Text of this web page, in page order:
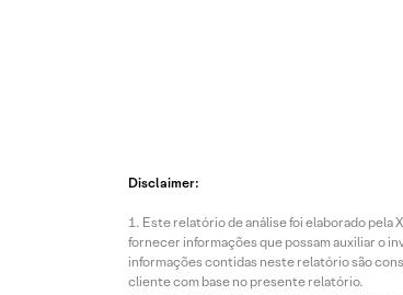
Disclaimer:
Este relatório de análise foi elaborado pela
fornecer informações que possam auxiliar o
informações contidas neste relatório são
cliente com base no presente relatório.